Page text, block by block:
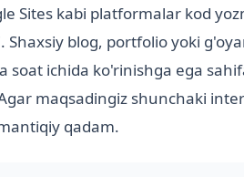
Sites kabi platformalar kod
Shaxsiy blog, portfolio yoki
soat ichida ko'rinishga ega
maqsadingiz shunchaki
qadam.